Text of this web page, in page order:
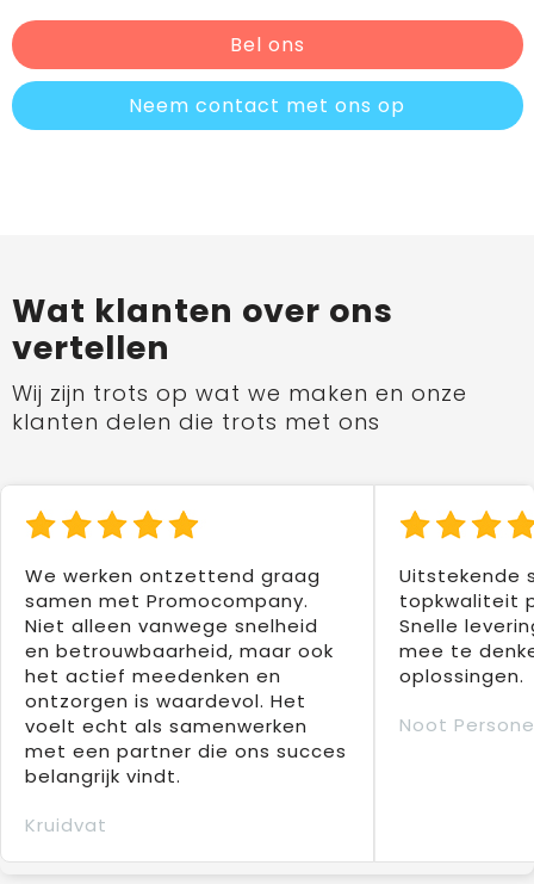
Bel ons
Neem contact met ons op
Wat klanten over ons
vertellen
Wij zijn trots op wat we maken en onze
klanten delen die trots met ons
We werken ontzettend graag
samen met Promocompany.
Niet alleen vanwege snelheid
en betrouwbaarheid, maar ook
het actief meedenken en
ontzorgen is waardevol. Het
voelt echt als samenwerken
met een partner die ons succes
belangrijk vindt.
Kruidvat
Uitstekende
topkwaliteit
Snelle
mee te
oplossingen.
Noot